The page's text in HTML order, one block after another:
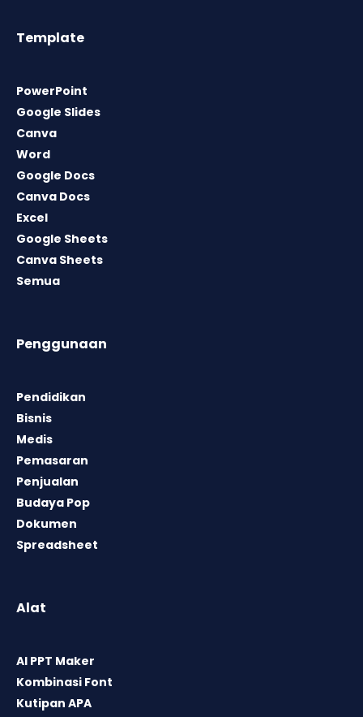
Template
PowerPoint
Google Slides
Canva
Word
Google Docs
Canva Docs
Excel
Google Sheets
Canva Sheets
Semua
Penggunaan
Pendidikan
Bisnis
Medis
Pemasaran
Penjualan
Budaya Pop
Dokumen
Spreadsheet
Alat
AI PPT Maker
Kombinasi Font
Kutipan APA